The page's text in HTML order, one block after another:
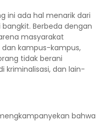
ini ada hal menarik dari
Berbeda dengan
masyarakat
kampus-kampus,
tidak berani
kriminalisasi, dan lain-
bahwa